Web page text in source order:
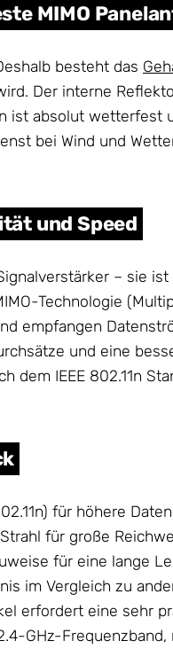
MIMO
besteht das
Der interne
ist absolut
bei Wind und
und Speed
– sie
Technologie
empfangen
und eine
dem IEEE 802.11n
für höhere
für große
für eine lange
im Vergleich zu
erfordert eine sehr
GHz-